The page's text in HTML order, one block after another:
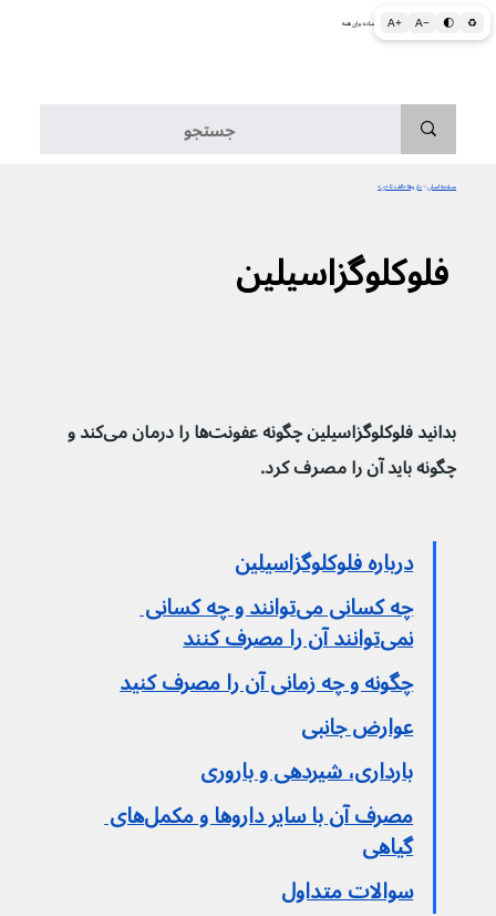
A+ A− 🌓 ♻ اطلاعات پزشکی و بهداشتی به زبان ساده برای همه
صفحه اصلی>داروها «الف تا «ی»
فلوکلوگزاسیلین
بدانید فلوکلوگزاسیلین چگونه عفونت‌ها را درمان می‌کند و
چگونه باید آن را مصرف کرد.
درباره فلوکلوگزاسیلین
چه کسانی می‌توانند و چه کسانی
نمی‌توانند آن را مصرف کنند
چگونه و چه زمانی آن را مصرف کنید
عوارض جانبی
بارداری، شیردهی و باروری
مصرف آن با سایر داروها و مکمل‌های
گیاهی
سوالات متداول